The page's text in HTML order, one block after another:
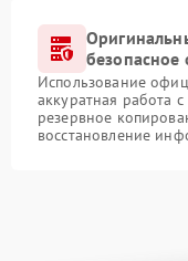
Использование
аккуратная работа
резервное
восстановление